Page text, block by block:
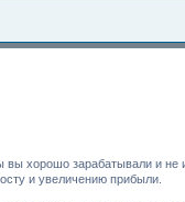
хорошо зарабатывали и
и увеличению прибыли.